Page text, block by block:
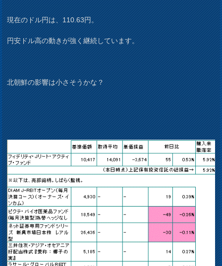
現在のドル円は、110.63円。
円安ドル高の動きが強く継続しています。
北朝鮮の影響は小さそうかな？